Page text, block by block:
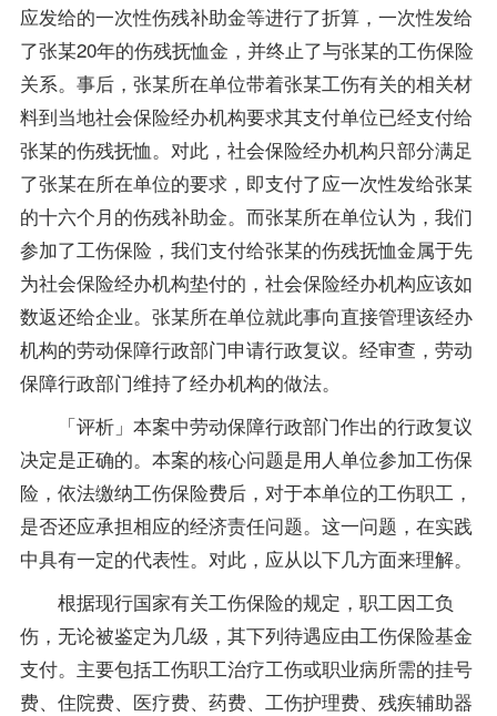
应发给的一次性伤残补助金等进行了折算，一次性发给
了张某20年的伤残抚恤金，并终止了与张某的工伤保险
关系。事后，张某所在单位带着张某工伤有关的相关材
料到当地社会保险经办机构要求其支付单位已经支付给
张某的伤残抚恤。对此，社会保险经办机构只部分满足
了张某在所在单位的要求，即支付了应一次性发给张某
的十六个月的伤残补助金。而张某所在单位认为，我们
参加了工伤保险，我们支付给张某的伤残抚恤金属于先
为社会保险经办机构垫付的，社会保险经办机构应该如
数返还给企业。张某所在单位就此事向直接管理该经办
机构的劳动保障行政部门申请行政复议。经审查，劳动
保障行政部门维持了经办机构的做法。
「评析」本案中劳动保障行政部门作出的行政复议
决定是正确的。本案的核心问题是用人单位参加工伤保
险，依法缴纳工伤保险费后，对于本单位的工伤职工，
是否还应承担相应的经济责任问题。这一问题，在实践
中具有一定的代表性。对此，应从以下几方面来理解。
根据现行国家有关工伤保险的规定，职工因工负
伤，无论被鉴定为几级，其下列待遇应由工伤保险基金
支付。主要包括工伤职工治疗工伤或职业病所需的挂号
费、住院费、医疗费、药费、工伤护理费、残疾辅助器